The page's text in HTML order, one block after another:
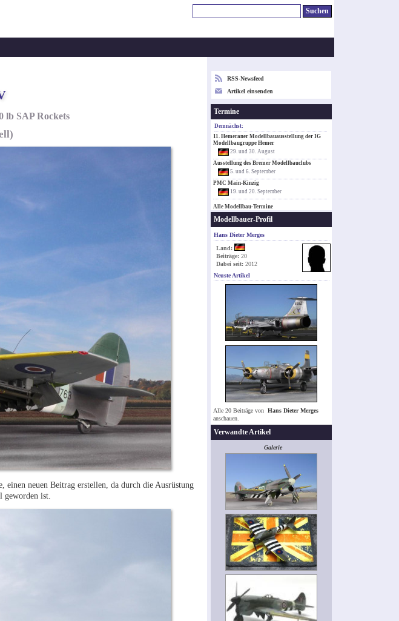
lb SAP Rockets
neuen Beitrag erstellen, da durch die Ausrüstung
geworden ist.
RSS-Newsfeed
Artikel einsenden
Termine
Demnächst:
11. Hemeraner Modellbauausstellung der IG
Modellbaugruppe Hemer
29. und 30. August
Ausstellung des Bremer Modellbauclubs
5. und 6. September
PMC Main-Kinzig
19. und 20. September
Alle Modellbau-Termine
Modellbauer-Profil
Hans Dieter Merges
Land:
Beiträge: 20
Dabei seit: 2012
Neuste Artikel
Alle 20 Beiträge von Hans Dieter Merges
anschauen.
Verwandte Artikel
Galerie